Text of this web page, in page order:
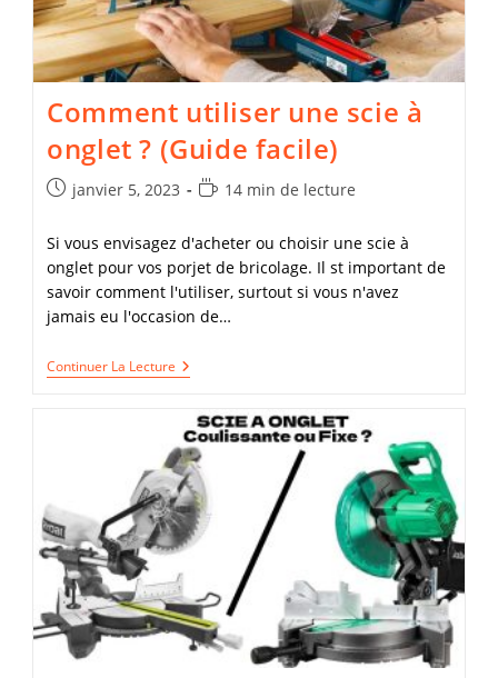
Comment utiliser une scie à
onglet ? (Guide facile)
Publication
janvier 5, 2023
Temps
lecture :
14 min de lecture
Si vous envisagez d'acheter ou choisir une scie à
onglet pour vos porjet de bricolage. Il st important de
savoir comment l'utiliser, surtout si vous n'avez
jamais eu l'occasion de…
Continuer La Lecture Comment
Utiliser
Scie
À
Onglet
?
(Guide
Facile)